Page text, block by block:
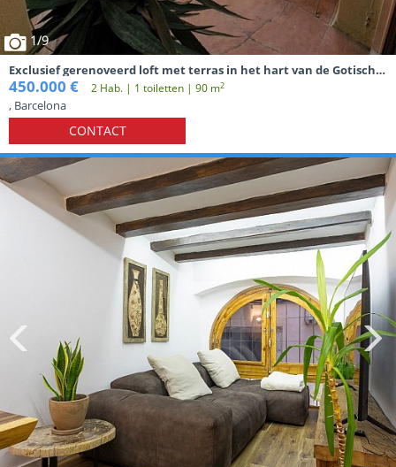
1/9
Exclusief gerenoveerd loft met terras in het hart van de Gotische
Wijk van Barcelona
450.000 € 2 Hab. | 1 toiletten | 90 m2
, Barcelona
CONTACT